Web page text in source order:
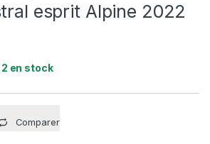
esprit Alpine 2022
2 en stock
Comparer